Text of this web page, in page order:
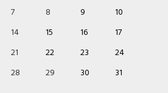
7 8 9
10
14 15 16
17
21 22 23
24
28 29 30 31